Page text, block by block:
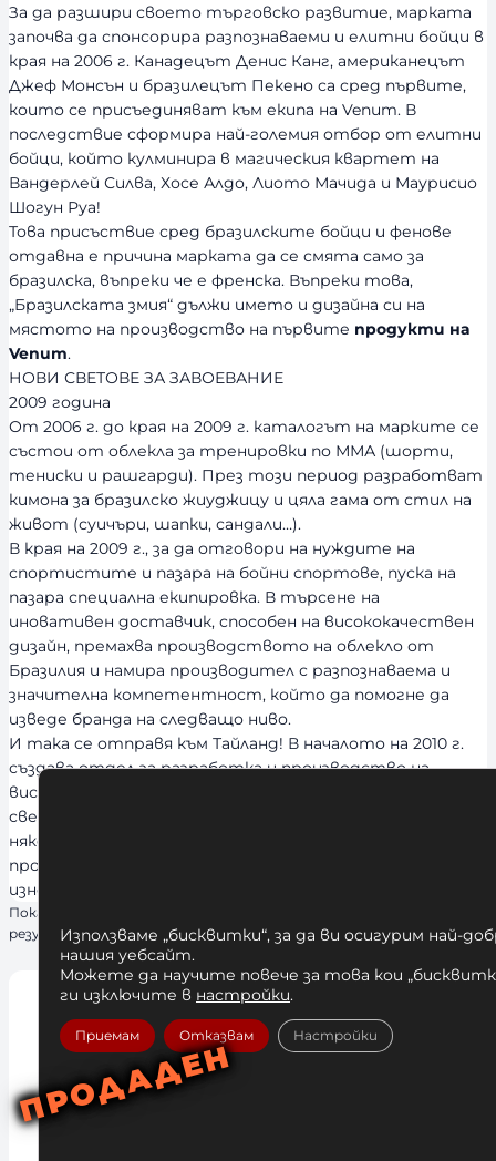
За да разшири своето търговско развитие, марката
започва да спонсорира разпознаваеми и елитни бойци в
края на 2006 г. Канадецът Денис Канг, американецът
Джеф Монсън и бразилецът Пекено са сред първите,
които се присъединяват към екипа на Venum. В
последствие сформира най-големия отбор от елитни
бойци, който кулминира в магическия квартет на
Вандерлей Силва, Хосе Алдо, Лиото Мачида и Маурисио
Шогун Руа!
Това присъствие сред бразилските бойци и фенове
отдавна е причина марката да се смята само за
бразилска, въпреки че е френска. Въпреки това,
„Бразилската змия“ дължи името и дизайна си на
мястото на производство на първите продукти на
Venum.
НОВИ СВЕТОВЕ ЗА ЗАВОЕВАНИЕ
2009 година
От 2006 г. до края на 2009 г. каталогът на марките се
състои от облекла за тренировки по ММА (шорти,
тениски и рашгарди). През този период разработват
кимона за бразилско жиуджицу и цяла гама от стил на
живот (суичъри, шапки, сандали…).
В края на 2009 г., за да отговори на нуждите на
спортистите и пазара на бойни спортове, пуска на
пазара специална екипировка. В търсене на
иновативен доставчик, способен на висококачествен
дизайн, премахва производството на облекло от
Бразилия и намира производител с разпознаваема и
значителна компетентност, който да помогне да
изведе бранда на следващо ниво.
И така се отправя към Тайланд! В началото на 2010 г.
създава отдел за разработка и производство на
висококачествени продукти на разумна цена за
световния пазар. Успехът е невероятен. Само за
няколко години Venum се превръща в най-големия
производител в Тайланд, а също и в най-големия
износител, далеч изпреварвайки местните марки.
Показване на единствения
резултатИзползваме „бисквитки“, за да ви осигурим най-
нашия уебсайт.
Можете да научите повече за това кои
ги изключите в настройки.
Приемам Отказвам Настройки